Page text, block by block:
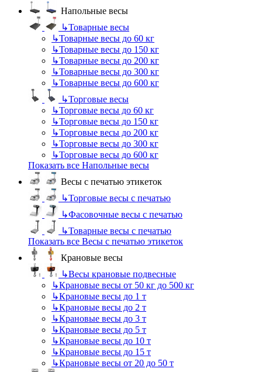
Напольные весы
↳Товарные весы
↳Товарные весы до 60 кг
↳Товарные весы до 150 кг
↳Товарные весы до 200 кг
↳Товарные весы до 300 кг
↳Товарные весы до 600 кг
↳Торговые весы
↳Торговые весы до 60 кг
↳Торговые весы до 150 кг
↳Торговые весы до 200 кг
↳Торговые весы до 300 кг
↳Торговые весы до 600 кг
Показать все Напольные весы
Весы с печатью этикеток
↳Торговые весы с печатью
↳Фасовочные весы с печатью
↳Товарные весы с печатью
Показать все Весы с печатью этикеток
Крановые весы
↳Весы крановые подвесные
↳Крановые весы от 50 кг до 500 кг
↳Крановые весы до 1 т
↳Крановые весы до 2 т
↳Крановые весы до 3 т
↳Крановые весы до 5 т
↳Крановые весы до 10 т
↳Крановые весы до 15 т
↳Крановые весы от 20 до 50 т